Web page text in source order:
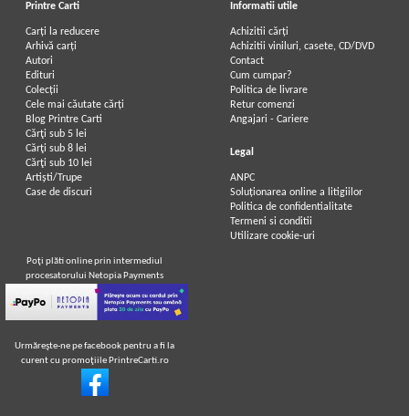
Mark Twain - Un yankeu la curtea
Mark Twain - Un yankeu la curtea
regelui Arthur
Mark Twain - Un yankeu la curtea
regelui Arthur
Printre Carti
Carți la reducere
Arhivă carți
Autori
Edituri
Colecții
Cele mai căutate cărți
Blog Printre Carti
Cărţi sub 5 lei
Cărţi sub 8 lei
Cărţi sub 10 lei
Artiști/Trupe
Case de discuri
Informatii utile
Achizitii cărți
Achizitii viniluri, casete, CD/DVD
Contact
Cum cumpar?
Politica de livrare
Retur comenzi
Angajari - Cariere
Legal
ANPC
Soluționarea online a litigiilor
Politica de confidentialitate
Termeni si conditii
Utilizare cookie-uri
Poţi plăti online prin intermediul
procesatorului Netopia Payments
Urmăreşte-ne pe facebook pentru a fi la
curent cu promoţiile PrintreCarti.ro